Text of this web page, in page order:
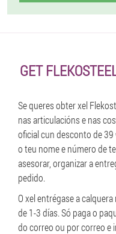
GET
Se queres obter xel
nas articulacións e nas
oficial cun desconto de
o teu nome e número de
asesorar, organizar a
pedido.
O xel entrégase a
de 1-3 días. Só paga o
do correo ou por correo e